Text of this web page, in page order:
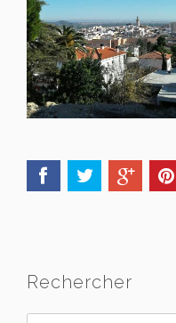
Rechercher